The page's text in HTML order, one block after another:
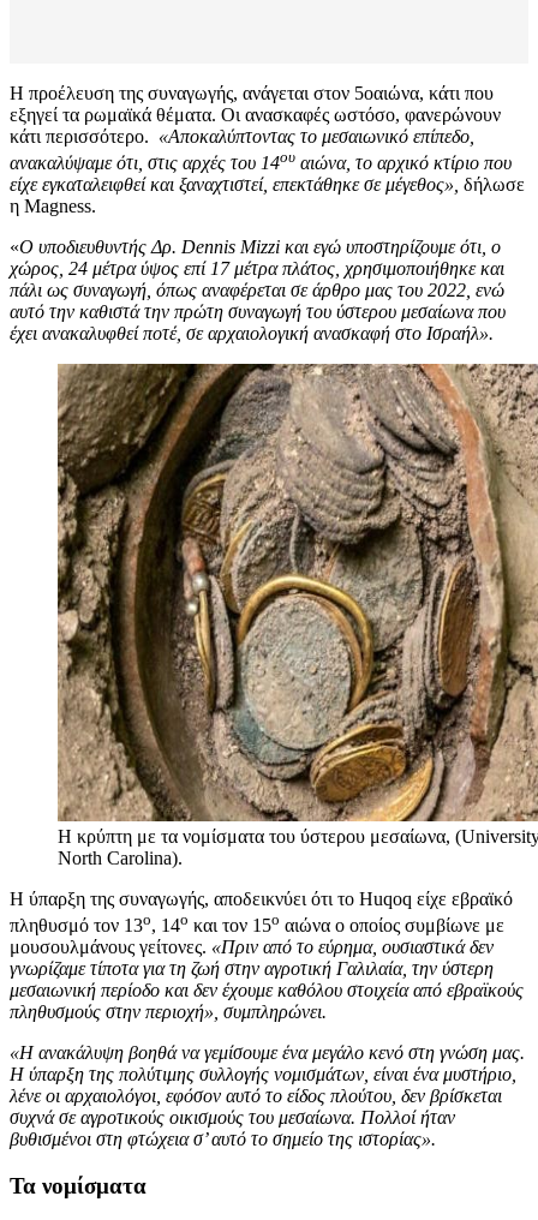
Η προέλευση της συναγωγής, ανάγεται στον 5οαιώνα, κάτι που
εξηγεί τα ρωμαϊκά θέματα. Οι ανασκαφές ωστόσο, φανερώνουν
κάτι περισσότερο. «Αποκαλύπτοντας το μεσαιωνικό επίπεδο,
ανακαλύψαμε ότι, στις αρχές του 14ου αιώνα, το αρχικό κτίριο που
είχε εγκαταλειφθεί και ξαναχτιστεί, επεκτάθηκε σε μέγεθος», δήλωσε
η Magness.
«Ο υποδιευθυντής Δρ. Dennis Mizzi και εγώ υποστηρίζουμε ότι, ο
χώρος, 24 μέτρα ύψος επί 17 μέτρα πλάτος, χρησιμοποιήθηκε και
πάλι ως συναγωγή, όπως αναφέρεται σε άρθρο μας του 2022, ενώ
αυτό την καθιστά την πρώτη συναγωγή του ύστερου μεσαίωνα που
έχει ανακαλυφθεί ποτέ, σε αρχαιολογική ανασκαφή στο Ισραήλ».
Η κρύπτη με τα νομίσματα του ύστερου μεσαίωνα,
North Carolina).
Η ύπαρξη της συναγωγής, αποδεικνύει ότι το Huqoq είχε εβραϊκό
πληθυσμό τον 13ο, 14ο και τον 15ο αιώνα ο οποίος συμβίωνε με
μουσουλμάνους γείτονες. «Πριν από το εύρημα, ουσιαστικά δεν
γνωρίζαμε τίποτα για τη ζωή στην αγροτική Γαλιλαία, την ύστερη
μεσαιωνική περίοδο και δεν έχουμε καθόλου στοιχεία από εβραϊκούς
πληθυσμούς στην περιοχή», συμπληρώνει.
«Η ανακάλυψη βοηθά να γεμίσουμε ένα μεγάλο κενό στη γνώση μας.
Η ύπαρξη της πολύτιμης συλλογής νομισμάτων, είναι ένα μυστήριο,
λένε οι αρχαιολόγοι, εφόσον αυτό το είδος πλούτου, δεν βρίσκεται
συχνά σε αγροτικούς οικισμούς του μεσαίωνα. Πολλοί ήταν
βυθισμένοι στη φτώχεια σ’ αυτό το σημείο της ιστορίας».
Τα νομίσματα